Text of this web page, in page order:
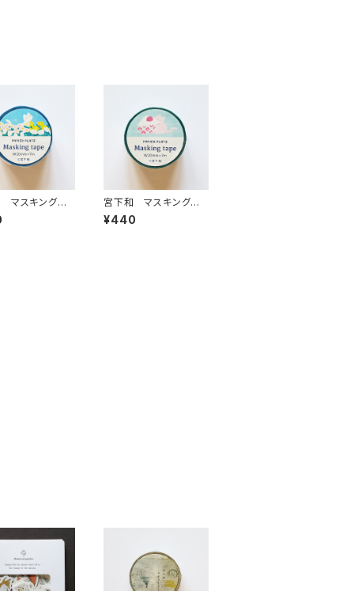
マスキングテ
こねこ日和
コ
宮下和 マスキングテ
ープ 3時のおやつ
ケーキ
¥440